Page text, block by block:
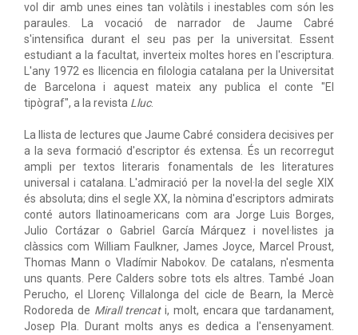
vol dir amb unes eines tan volàtils i inestables com són les
paraules. La vocació de narrador de Jaume Cabré
s'intensifica durant el seu pas per la universitat. Essent
estudiant a la facultat, inverteix moltes hores en l'escriptura.
L'any 1972 es llicencia en filologia catalana per la Universitat
de Barcelona i aquest mateix any publica el conte "El
tipògraf", a la revista Lluc.
La llista de lectures que Jaume Cabré considera decisives per
a la seva formació d'escriptor és extensa. És un recorregut
ampli per textos literaris fonamentals de les literatures
universal i catalana. L'admiració per la novel·la del segle XIX
és absoluta; dins el segle XX, la nòmina d'escriptors admirats
conté autors llatinoamericans com ara Jorge Luis Borges,
Julio Cortázar o Gabriel García Márquez i novel·listes ja
clàssics com William Faulkner, James Joyce, Marcel Proust,
Thomas Mann o Vladímir Nabokov. De catalans, n'esmenta
uns quants. Pere Calders sobre tots els altres. També Joan
Perucho, el Llorenç Villalonga del cicle de Bearn, la Mercè
Rodoreda de Mirall trencati, molt, encara que tardanament,
Josep Pla. Durant molts anys es dedica a l'ensenyament.